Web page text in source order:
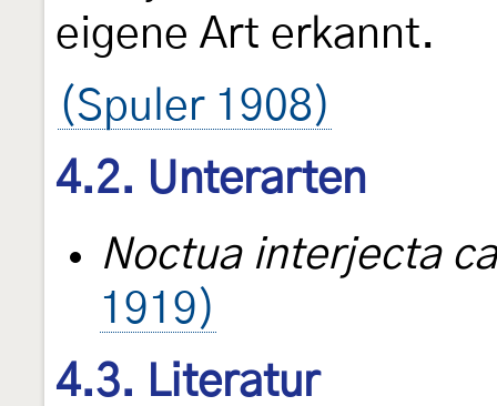
eigene Art erkannt.
(Spuler 1908)
4.2. Unterarten
Noctua interjecta
1919)
4.3. Literatur